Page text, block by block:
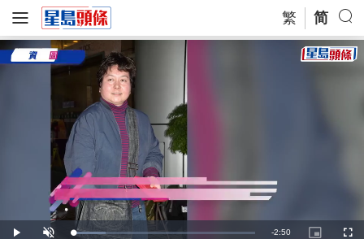
繁 简
P
U
L
R
-2:50
P
F